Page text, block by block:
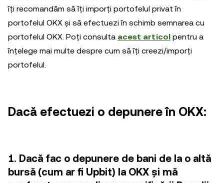
îți recomandăm să îți imporți portofelul privat în
portofelul OKX și să efectuezi în schimb semnarea cu
portofelul OKX. Poți consulta acest articol pentru a
înțelege mai multe despre cum să îți creezi/imporți
portofelul.
Dacă efectuezi o depunere în OKX:
1. Dacă fac o depunere de bani de la o altă
bursă (cum ar fi Upbit) la OKX și mă